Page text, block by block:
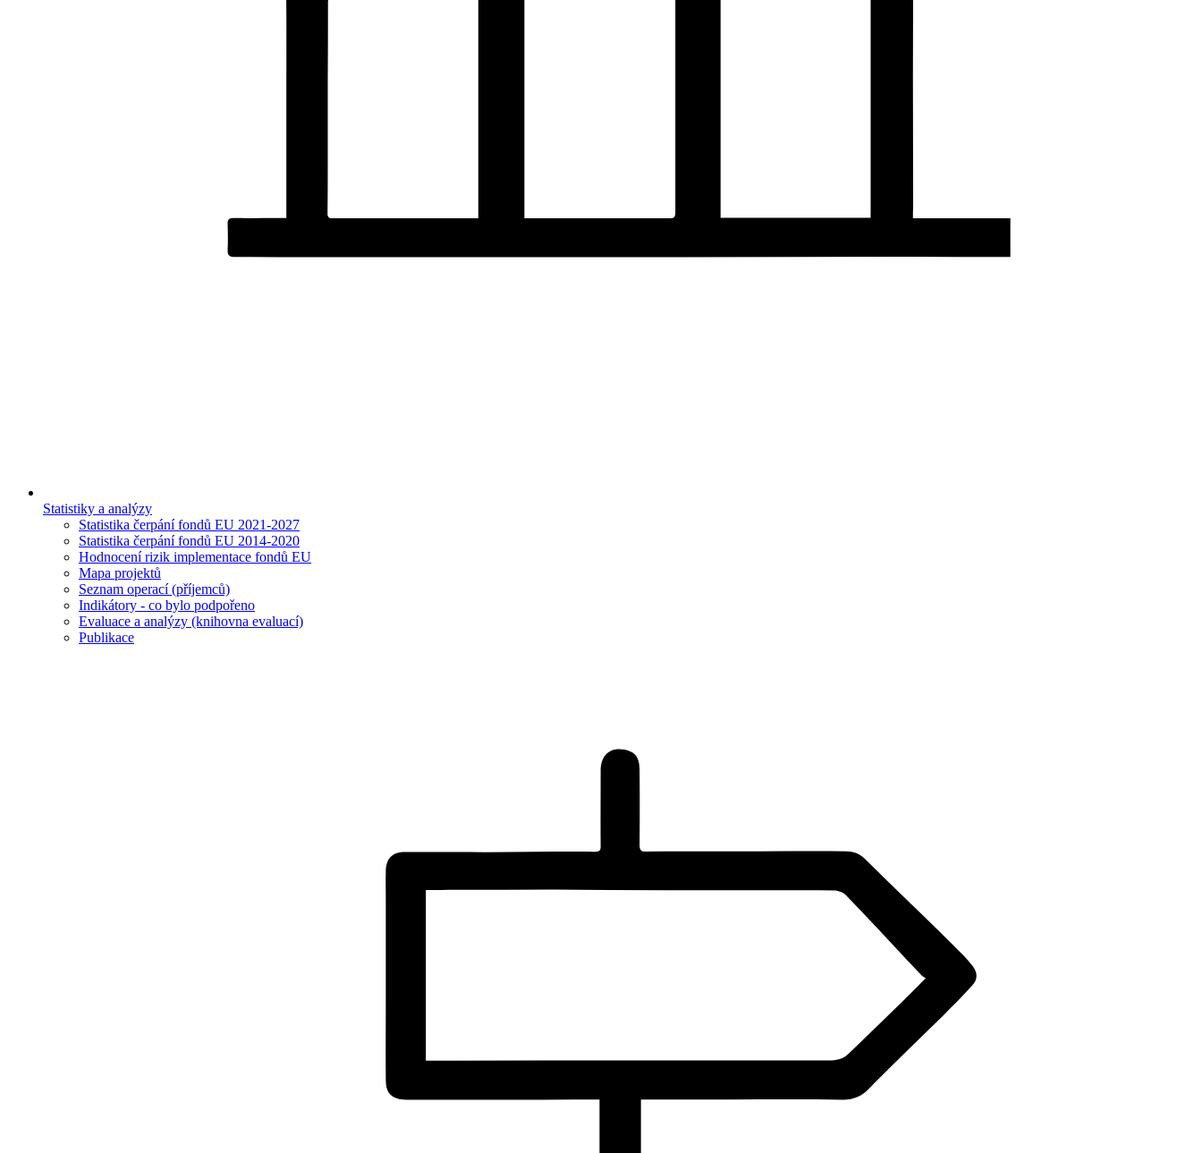
Statistiky a analýzy
Statistika čerpání fondů EU 2021-2027
Statistika čerpání fondů EU 2014-2020
Hodnocení rizik implementace fondů EU
Mapa projektů
Seznam operací (příjemců)
Indikátory - co bylo podpořeno
Evaluace a analýzy (knihovna evaluací)
Publikace